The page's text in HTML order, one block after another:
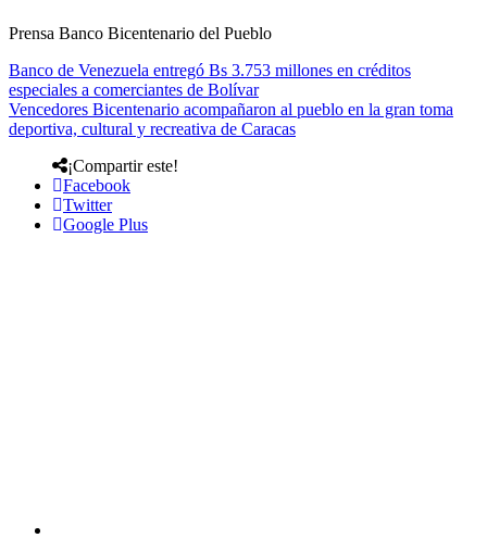
Prensa Banco Bicentenario del Pueblo
Banco de Venezuela entregó Bs 3.753 millones en créditos
especiales a comerciantes de Bolívar
Vencedores Bicentenario acompañaron al pueblo en la gran toma
deportiva, cultural y recreativa de Caracas
¡Compartir este!
Facebook
Twitter
Google Plus